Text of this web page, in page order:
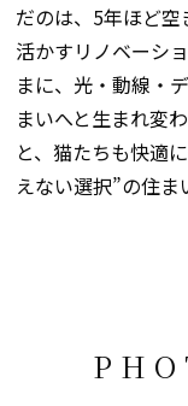
だのは、5年ほど
活かすリノベーシ
まに、光・動線・
まいへと生まれ変
と、猫たちも快適
えない選択”の住ま